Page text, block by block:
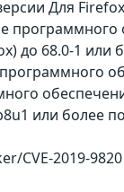
Для
до 68.0-1 или
или более
CVE-2019-9820